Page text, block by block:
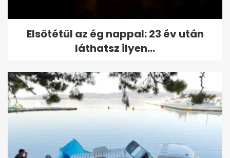
Elsötétül az ég nappal: 23 év után
láthatsz ilyen...